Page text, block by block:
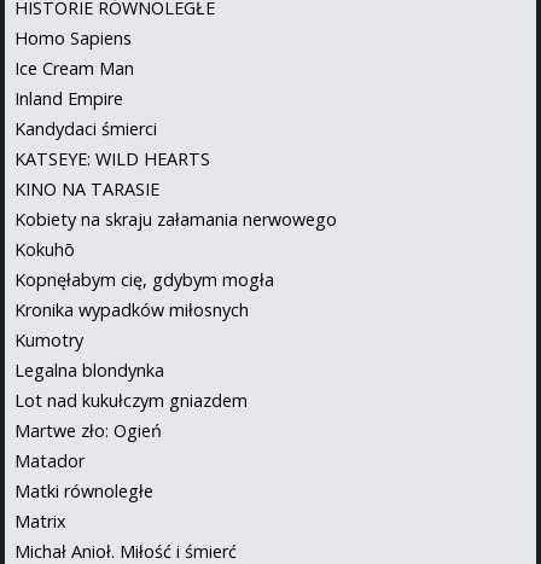
HISTORIE RÓWNOLEGŁE
Homo Sapiens
Ice Cream Man
Inland Empire
Kandydaci śmierci
KATSEYE: WILD HEARTS
KINO NA TARASIE
Kobiety na skraju załamania nerwowego
Kokuhō
Kopnęłabym cię, gdybym mogła
Kronika wypadków miłosnych
Kumotry
Legalna blondynka
Lot nad kukułczym gniazdem
Martwe zło: Ogień
Matador
Matki równoległe
Matrix
Michał Anioł. Miłość i śmierć